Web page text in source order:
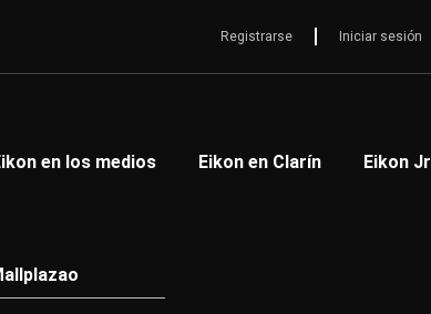
Registrarse Iniciar sesión
en los medios Eikon en Clarín Eikon Jr